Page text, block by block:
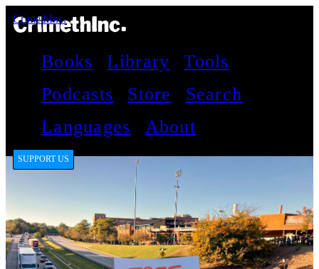
CrimethInc.
Books Library
Tools
Podcasts
Store
Search
Languages
About
SUPPORT US